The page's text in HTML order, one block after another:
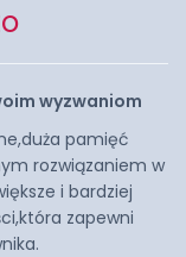
wyzwaniom
pamięć
rozwiązaniem w
i bardziej
zapewni